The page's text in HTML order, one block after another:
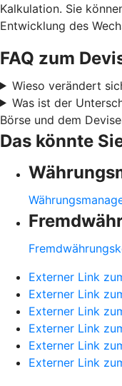
Kalkulation. Sie
Entwicklung des
FAQ zum
Wieso verändert
Was ist der
Börse und dem
Das könnte
Externer Link
Externer Link
Externer Link
Externer Link
Externer Link
Externer Link